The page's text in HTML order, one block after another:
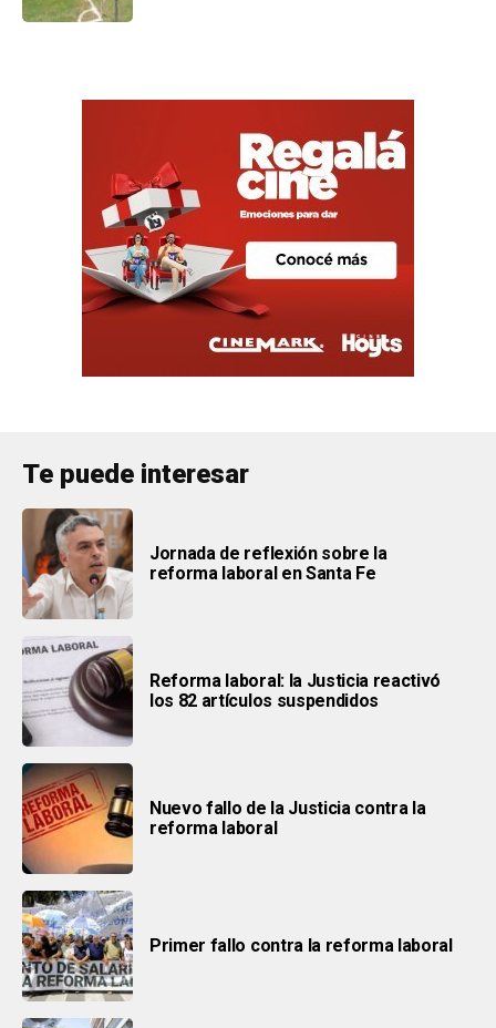
Te puede interesar
Jornada de reflexión sobre la
reforma laboral en Santa Fe
Reforma laboral: la Justicia reactivó
los 82 artículos suspendidos
Nuevo fallo de la Justicia contra la
reforma laboral
Primer fallo contra la reforma laboral